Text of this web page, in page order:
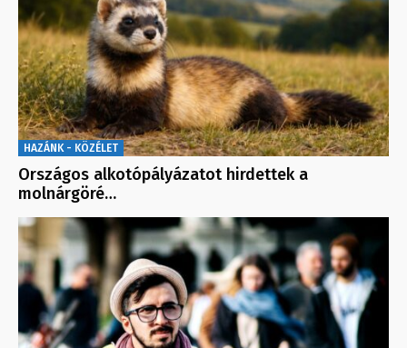
HAZÁNK - KÖZÉLET
Országos alkotópályázatot hirdettek a
molnárgöré…